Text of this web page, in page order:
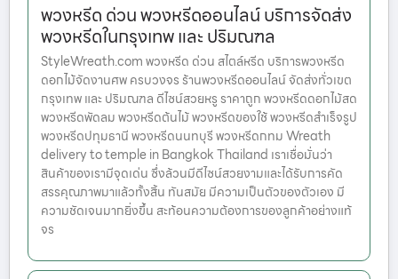
พวงหรีด ด่วน พวงหรีดออนไลน์ บริการจัดส่ง
พวงหรีดในกรุงเทพ และ ปริมณฑล
StyleWreath.com พวงหรีด ด่วน สไตล์หรีด บริการพวงหรีด
ดอกไม้จัดงานศพ ครบวงจร ร้านพวงหรีดออนไลน์ จัดส่งทั่วเขต
กรุงเทพ และ ปริมณฑล ดีไซน์สวยหรู ราคาถูก พวงหรีดดอกไม้สด
พวงหรีดพัดลม พวงหรีดต้นไม้ พวงหรีดของใช้ พวงหรีดสำเร็จรูป
พวงหรีดปทุมธานี พวงหรีดนนทบุรี พวงหรีดกทม Wreath
delivery to temple in Bangkok Thailand เราเชื่อมั่นว่า
สินค้าของเรามีจุดเด่น ซึ่งล้วนมีดีไซน์สวยงามและได้รับการคัด
สรรคุณภาพมาแล้วทั้งสิ้น ทันสมัย มีความเป็นตัวของตัวเอง มี
ความชัดเจนมากยิ่งขึ้น สะท้อนความต้องการของลูกค้าอย่างแท้
จร